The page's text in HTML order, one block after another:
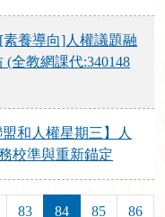
素養導向]人權議題融
(全教網課代:340148
和人權星期三】人
校準與重新錨定
83 84 85 86